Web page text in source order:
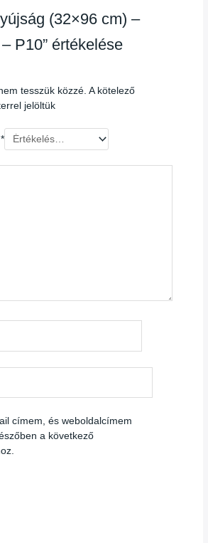
(32×96 cm) –
P10” értékelése
tesszük közzé. A kötelező
jelöltük
*
címem, és weboldalcímem
a következő